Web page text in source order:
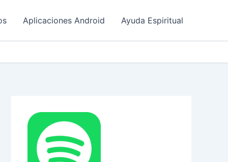
Aplicaciones Android Ayuda Espiritual